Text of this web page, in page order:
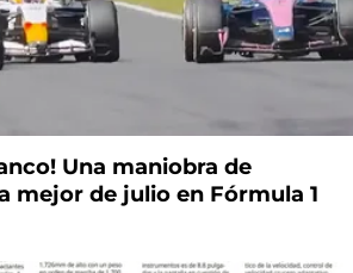
Una maniobra de
mejor de julio en Fórmula 1